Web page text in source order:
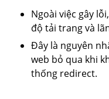
Ngoài việc gây
độ tải trang và
Đây là nguyên
web bỏ qua khi
thống redirect.